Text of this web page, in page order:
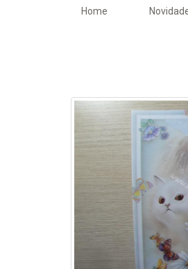
Home